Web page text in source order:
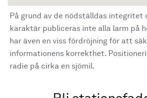
På grund av de nödställdas integritet
karaktär publiceras inte alla larm på
har även en viss fördröjning för att
informationens korrekthet.
radie på cirka en sjömil.